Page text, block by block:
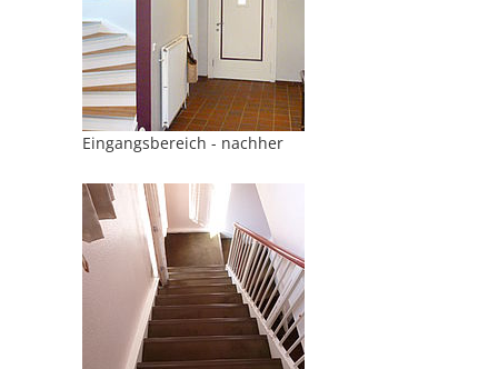
Eingangsbereich - nachher